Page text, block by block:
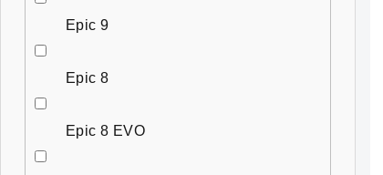
Epic 9
Epic 8
Epic 8 EVO